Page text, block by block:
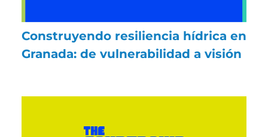
Construyendo resiliencia hídrica en
Granada: de vulnerabilidad a visión